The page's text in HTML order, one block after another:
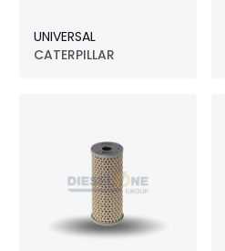
UNIVERSAL
CATERPILLAR